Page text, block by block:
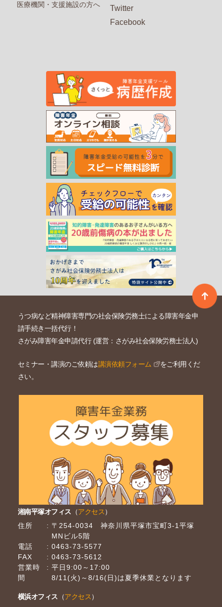
医療機関・支援施設の方へ
Twitter
Facebook
うつ病など精神障害専門の社会保険労務士による障害年金申
請手続き一括代行！
さがみ障害年金申請代行 (運営：さがみ社会保険労務士法人)
セミナー・講演のご依頼は講演依頼フォーム
をご利用くだ
さい。
湘南平塚オフィス （アクセス）
住所
〒254-0034 神奈川県平塚市宝町3-1平塚
MNビル5階
電話
0463-73-5577
FAX
0463-73-5612
営業時
間
平日9:00～17:00
8/11(火)～8/16(日)は夏季休業となります
横浜オフィス （アクセス）